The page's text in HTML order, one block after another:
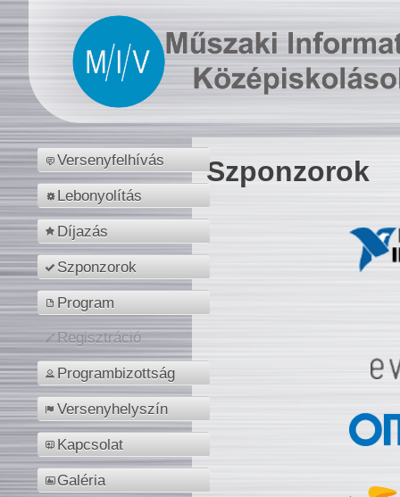
Versenyfelhívás
Lebonyolítás
Díjazás
Szponzorok
Program
Regisztráció
Programbizottság
Versenyhelyszín
Kapcsolat
Galéria
Szponzorok